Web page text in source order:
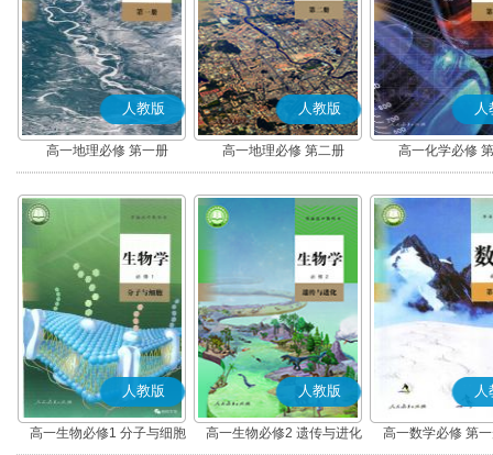
人教版
高一地理必修 第一册
人教版
高一地理必修 第二册
人
高一化学必修
人教版
高一生物必修1 分子与细胞
人教版
高一生物必修2 遗传与进化
人
高一数学必修 第